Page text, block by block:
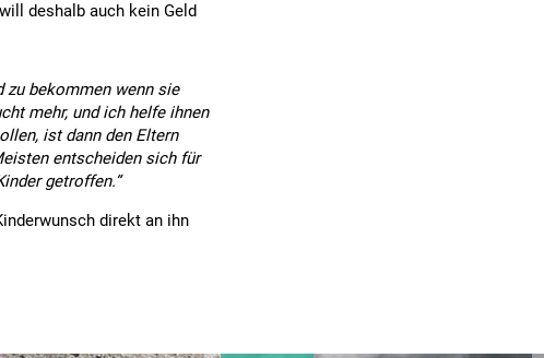
deshalb auch kein Geld
zu bekommen wenn sie
mehr, und ich helfe ihnen
ist dann den Eltern
entscheiden sich für
getroffen.“
direkt an ihn